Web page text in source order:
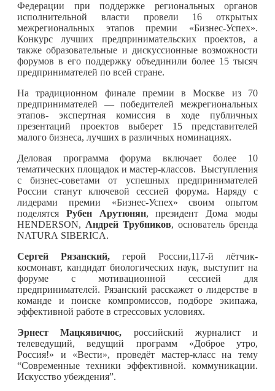
Федерации при поддержке региональных органов
исполнительной власти провели 16 открытых
межрегиональных этапов премии «Бизнес-Успех».
Конкурс лучших предпринимательских проектов, а
также образовательные и дискуссионные возможности
форумов в его поддержку объединили более 15 тысяч
предпринимателей по всей стране.
На традиционном финале премии в Москве из 70
предпринимателей — победителей межрегиональных
этапов- экспертная комиссия в ходе публичных
презентаций проектов выберет 15 представителей
малого бизнеса, лучших в различных номинациях.
Деловая программа форума включает более 10
тематических площадок и мастер-классов. Выступления
с бизнес-советами от успешных предпринимателей
России станут ключевой сессией форума. Наряду с
лидерами премии «Бизнес-Успех» своим опытом
поделятся Рубен Арутюнян, президент Дома моды
HENDERSON, Андрей Трубников, основатель бренда
NATURA SIBERICA.
Сергей Рязанский, герой России,117-й лётчик-
космонавт, кандидат биологических наук, выступит на
форуме с мотивационной сессией для
предпринимателей. Рязанский расскажет о лидерстве в
команде и поиске компромиссов, подборе экипажа,
эффективной работе в стрессовых условиях.
Эрнест Мацкявичюс, российский журналист и
телеведущий, ведущий программ «Доброе утро,
Россия!» и «Вести», проведёт мастер-класс на тему
“Современные техники эффективной. коммуникации.
Искусство убеждения”.